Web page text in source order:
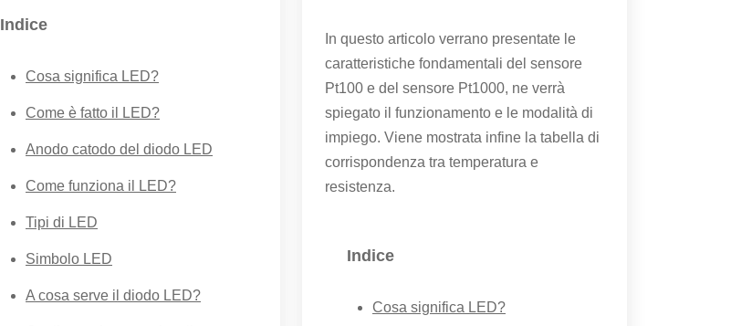
Indice
Cosa significa LED?
Come è fatto il LED?
Anodo catodo del diodo LED
Come funziona il LED?
Tipi di LED
Simbolo LED
A cosa serve il diodo LED?
In questo articolo verrano presentate le
caratteristiche fondamentali del sensore
Pt100 e del sensore Pt1000, ne verrà
spiegato il funzionamento e le modalità di
impiego. Viene mostrata infine la tabella di
corrispondenza tra temperatura e
resistenza.
Indice
Cosa significa LED?